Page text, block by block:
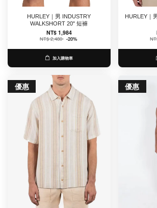
HURLEY｜男 INDUSTRY
WALKSHORT 20" 短褲
NT$ 1,984
NT$ 2,480 -20%
加入購物車
HURLEY｜
優惠 優惠